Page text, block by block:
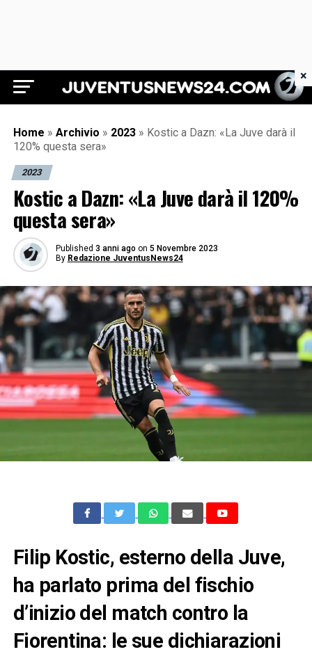
Juventus News 24
Home » Archivio » 2023 » Kostic a Dazn: «La Juve darà il
120% questa sera»
2023
Kostic a Dazn: «La Juve darà il 120%
questa sera»
Published 3 anni ago on 5 Novembre 2023
By Redazione JuventusNews24
Filip Kostic, esterno della Juve,
ha parlato prima del fischio
d’inizio del match contro la
Fiorentina: le sue dichiarazioni
×